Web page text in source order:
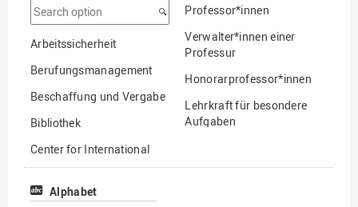
Search
option
Arbeitssicherheit
Berufungsmanagement
Beschaffung und Vergabe
Bibliothek
Center for International
Mobility
Center for International
Professor*innen
Verwalter*innen einer
Professur
Honorarprofessor*innen
Lehrkraft für besondere
Aufgaben
Alphabet